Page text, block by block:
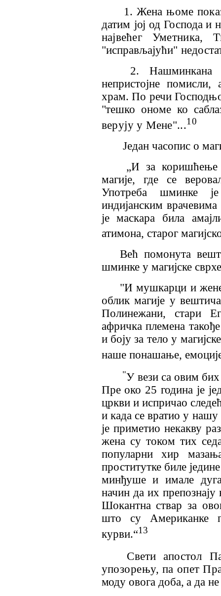
1. Жена њоме
датим јој од Господа и
највећег
"исправљајући"
2. Нашминкана
непристојне
храм. По речи
"тешко ономе ко
верују у Мене"...10
Један часопис о
„И за
магије, где се
Употреба шминке
индијанским
је маскара била
атимона, старог
Већ помонута
шминке у магијске
"И мушкарци и
облик магије у
Полинежани, стари
афричка племена
и боју за тело у
наше понашање,
"У вези са овим бих
Пре око 25 година је
цркви и испричао
и када се вратио у
је приметио некакву
жена су током тих
популарни хир
проститутке биле
минђуше и имале
начин да их
Шокантна ствар за
што су Американке
курви.“13
Свети апостол
упозорењу, па опет
моду овога доба, а да